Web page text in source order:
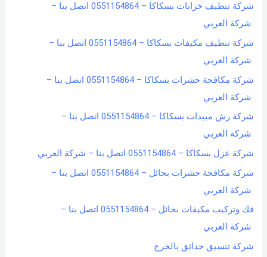
شركة تنظيف خزانات بسكاكا – 0551154864 اتصل بنا –
شركة العربي
شركة تنظيف مكيفات بسكاكا – 0551154864 اتصل بنا –
شركة العربي
شركة مكافحة حشرات بسكاكا – 0551154864 اتصل بنا –
شركة العربي
شركة رش مبيدات بسكاكا – 0551154864 اتصل بنا –
شركة العربي
شركة عزل بسكاكا – 0551154864 اتصل بنا – شركة العربي
شركة مكافحة حشرات بحائل – 0551154864 اتصل بنا –
شركة العربي
فك وتركيب مكيفات بحائل – 0551154864 اتصل بنا –
شركة العربي
شركة تنسيق حدائق بالخرج